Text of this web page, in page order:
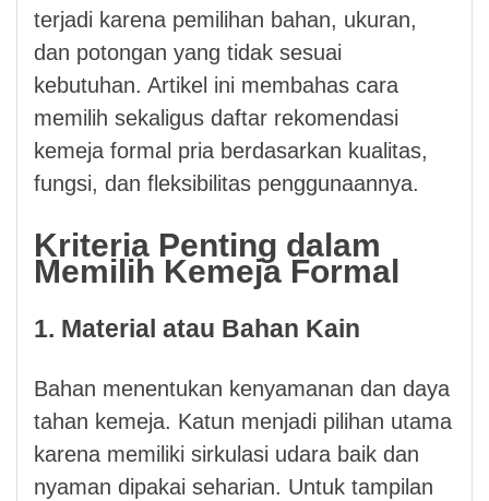
terjadi karena pemilihan bahan, ukuran,
dan potongan yang tidak sesuai
kebutuhan. Artikel ini membahas cara
memilih sekaligus daftar rekomendasi
kemeja formal pria berdasarkan kualitas,
fungsi, dan fleksibilitas penggunaannya.
Kriteria Penting dalam
Memilih Kemeja Formal
1. Material atau Bahan Kain
Bahan menentukan kenyamanan dan daya
tahan kemeja. Katun menjadi pilihan utama
karena memiliki sirkulasi udara baik dan
nyaman dipakai seharian. Untuk tampilan